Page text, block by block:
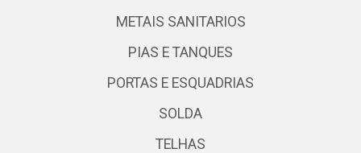
METAIS SANITARIOS
PIAS E TANQUES
PORTAS E ESQUADRIAS
SOLDA
TELHAS